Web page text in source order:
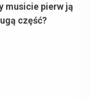
musicie pierw ją
część?